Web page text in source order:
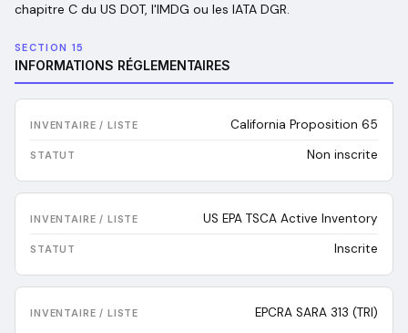
chapitre C du US DOT, l'IMDG ou les IATA DGR.
SECTION 15
INFORMATIONS RÉGLEMENTAIRES
California Proposition 65
Non inscrite
US EPA TSCA Active Inventory
Inscrite
EPCRA SARA 313 (TRI)